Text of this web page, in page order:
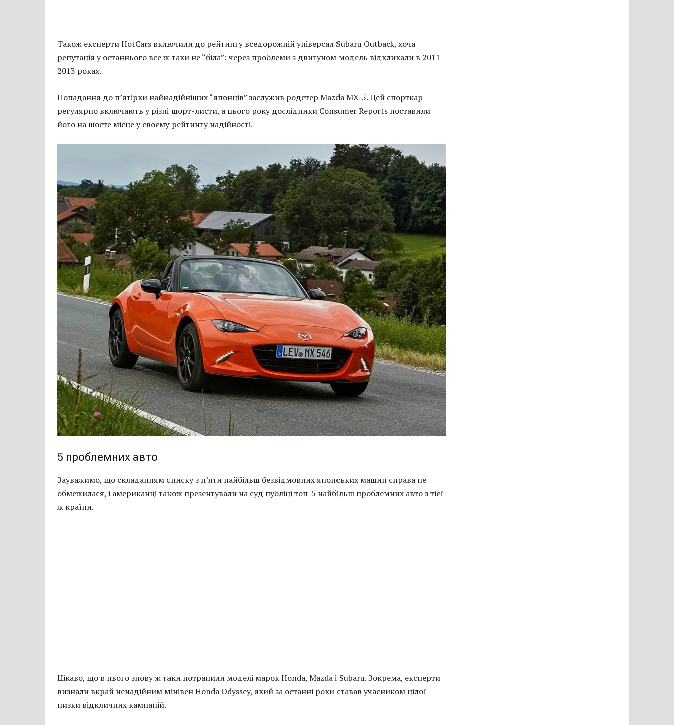
Також експерти HotCars включили до рейтингу вседорожній універсал Subaru Outback, хоча
репутація у останнього все ж таки не “біла”: через проблеми з двигуном модель відкликали в 2011-
2013 роках.
Попадання до п’ятірки найнадійніших “японців” заслужив родстер Mazda MX-5. Цей спорткар
регулярно включають у різні шорт-листи, а цього року дослідники Consumer Reports поставили
його на шосте місце у своєму рейтингу надійності.
5 проблемних авто
Зауважимо, що складанням списку з п’яти найбільш безвідмовних японських машин справа не
обмежилася, і американці також презентували на суд публіці топ-5 найбільш проблемних авто з тієї
ж країни.
Цікаво, що в нього знову ж таки потрапили моделі марок Honda, Mazda і Subaru. Зокрема, експерти
визнали вкрай ненадійним мінівен Honda Odyssey, який за останні роки ставав учасником цілої
низки відкличних кампаній.